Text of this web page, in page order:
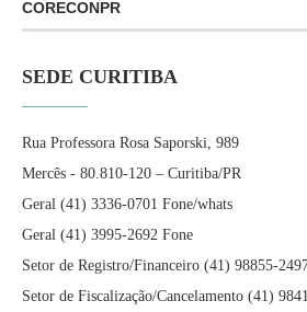
CORECONPR
SEDE CURITIBA
Rua Professora Rosa Saporski, 989
Mercês - 80.810-120 – Curitiba/PR
Geral (41) 3336-0701 Fone/whats
Geral (41) 3995-2692 Fone
Setor de Registro/Financeiro (41) 98855-
Setor de Fiscalização/Cancelamento (41)